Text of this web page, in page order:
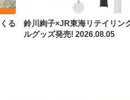
る
鈴川絢子×JR東海リテイリン
ルグッズ発売!2026.08.05